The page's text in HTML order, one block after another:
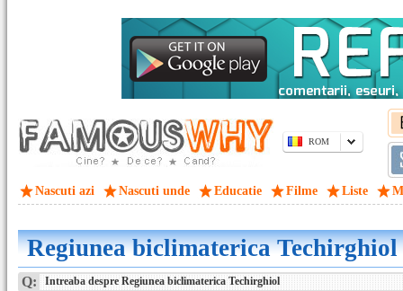
ROM
Nascuti azi Nascuti unde Educatie Filme Liste
Regiunea biclimaterica Techirghiol
Q: Intreaba despre Regiunea biclimaterica Techirghiol